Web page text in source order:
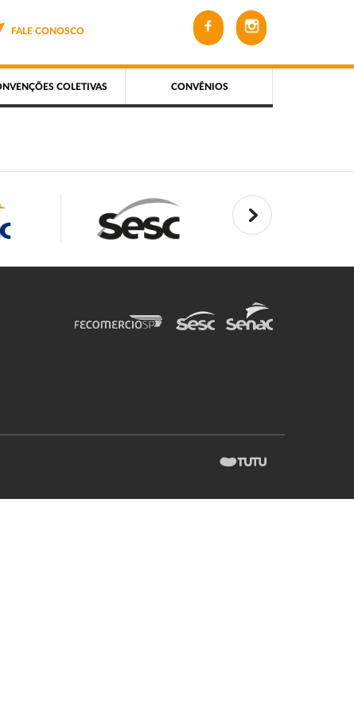
FALE CONOSCO
COLETIVAS CONVÊNIOS